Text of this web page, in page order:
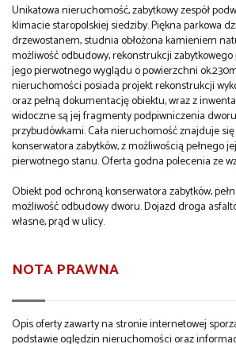
Unikatowa nieruchomość, zabytkowy zespół
klimacie staropolskiej siedziby. Piękna parkowa
drzewostanem, studnia obłożona kamieniem
możliwość odbudowy, rekonstrukcji
jego pierwotnego wyglądu o powierzchni
nieruchomości posiada projekt rekonstrukcji
oraz pełną dokumentację obiektu, wraz z
widoczne są jej fragmenty podpiwniczenia
przybudówkami. Cała nieruchomość znajduje
konserwatora zabytków, z możliwością pełnego
pierwotnego stanu. Oferta godna polecenia ze
Obiekt pod ochroną konserwatora zabytków,
możliwość odbudowy dworu. Dojazd droga
własne, prąd w ulicy.
NOTA PRAWNA
Opis oferty zawarty na stronie internetowej
podstawie oględzin nieruchomości oraz